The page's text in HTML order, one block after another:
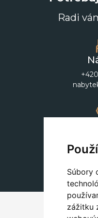
Súbory
zážitku
Radi